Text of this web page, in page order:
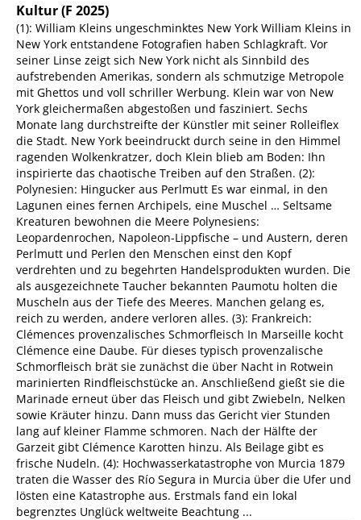
Kultur(F 2025)
(1): William Kleins ungeschminktes New York William Kleins in
New York entstandene Fotografien haben Schlagkraft. Vor
seiner Linse zeigt sich New York nicht als Sinnbild des
aufstrebenden Amerikas, sondern als schmutzige Metropole
mit Ghettos und voll schriller Werbung. Klein war von New
York gleichermaßen abgestoßen und fasziniert. Sechs
Monate lang durchstreifte der Künstler mit seiner Rolleiflex
die Stadt. New York beeindruckt durch seine in den Himmel
ragenden Wolkenkratzer, doch Klein blieb am Boden: Ihn
inspirierte das chaotische Treiben auf den Straßen. (2):
Polynesien: Hingucker aus Perlmutt Es war einmal, in den
Lagunen eines fernen Archipels, eine Muschel … Seltsame
Kreaturen bewohnen die Meere Polynesiens:
Leopardenrochen, Napoleon-Lippfische – und Austern, deren
Perlmutt und Perlen den Menschen einst den Kopf
verdrehten und zu begehrten Handelsprodukten wurden. Die
als ausgezeichnete Taucher bekannten Paumotu holten die
Muscheln aus der Tiefe des Meeres. Manchen gelang es,
reich zu werden, andere verloren alles. (3): Frankreich:
Clémences provenzalisches Schmorfleisch In Marseille kocht
Clémence eine Daube. Für dieses typisch provenzalische
Schmorfleisch brät sie zunächst die über Nacht in Rotwein
marinierten Rindfleischstücke an. Anschließend gießt sie die
Marinade erneut über das Fleisch und gibt Zwiebeln, Nelken
sowie Kräuter hinzu. Dann muss das Gericht vier Stunden
lang auf kleiner Flamme schmoren. Nach der Hälfte der
Garzeit gibt Clémence Karotten hinzu. Als Beilage gibt es
frische Nudeln. (4): Hochwasserkatastrophe von Murcia 1879
traten die Wasser des Río Segura in Murcia über die Ufer und
lösten eine Katastrophe aus. Erstmals fand ein lokal
begrenztes Unglück weltweite Beachtung ...